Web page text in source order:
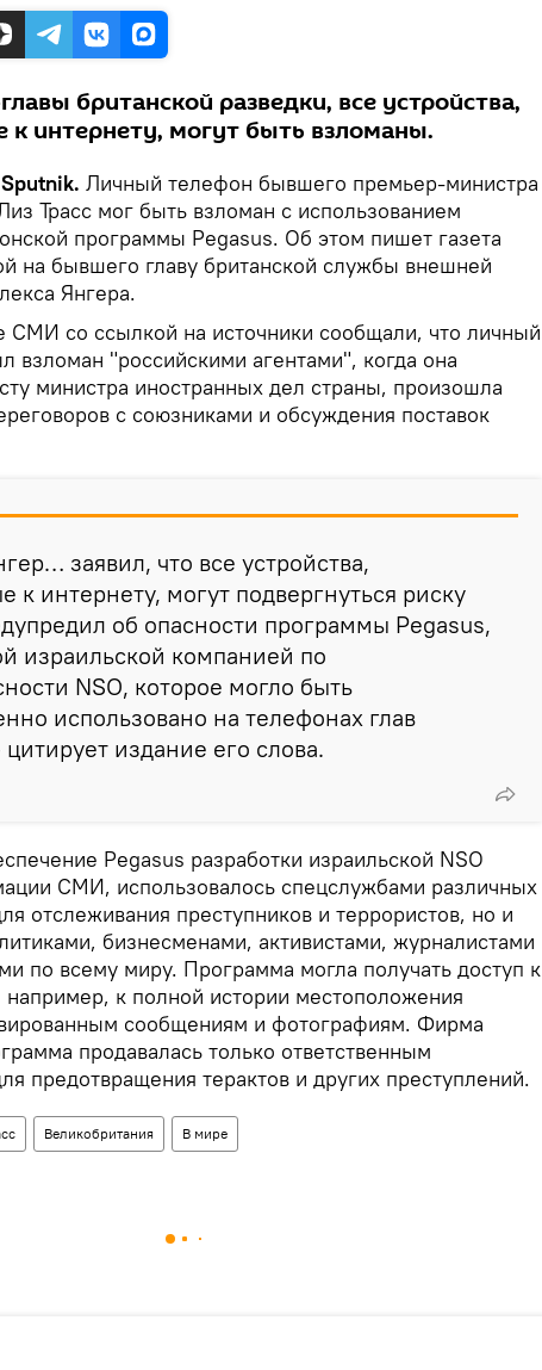
британской разведки, все устройства,
интернету, могут быть взломаны.
Личный телефон бывшего премьер-министра
Трасс мог быть взломан с использованием
программы Pegasus. Об этом пишет газета
на бывшего главу британской службы внешней
Янгера.
СМИ со ссылкой на источники сообщали, что личный
взломан "российскими агентами", когда она
министра иностранных дел страны, произошла
с союзниками и обсуждения поставок
заявил, что все устройства,
к интернету, могут подвергнуться риску
об опасности программы Pegasus,
израильской компанией по
NSO, которое могло быть
использовано на телефонах глав
цитирует издание его слова.
Pegasus разработки израильской NSO
СМИ, использовалось спецслужбами различных
отслеживания преступников и террористов, но и
бизнесменами, активистами, журналистами
по всему миру. Программа могла получать доступ к
к полной истории местоположения
сообщениям и фотографиям. Фирма
продавалась только ответственным
предотвращения терактов и других преступлений.
Великобритания В мире